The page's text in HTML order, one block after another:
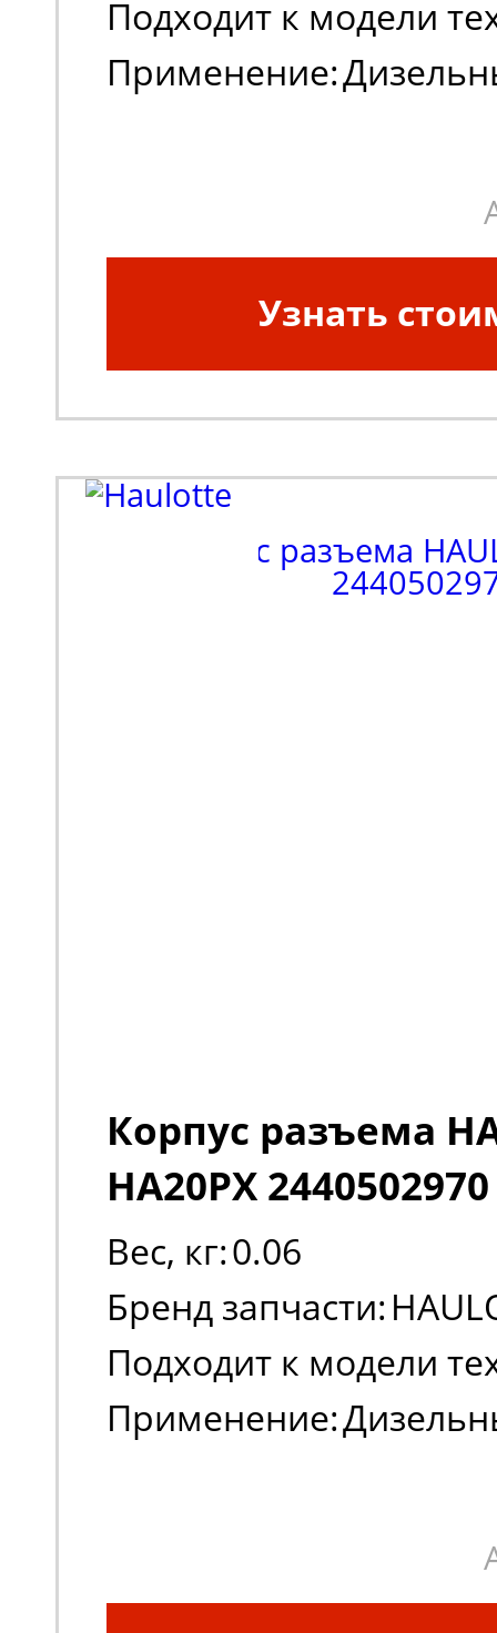
Подходит к модели
Применение:
Узнать
Корпус разъема
HA20PX 2440502970
Вес, кг:0.06
Бренд запчасти:
Подходит к модели
Применение: